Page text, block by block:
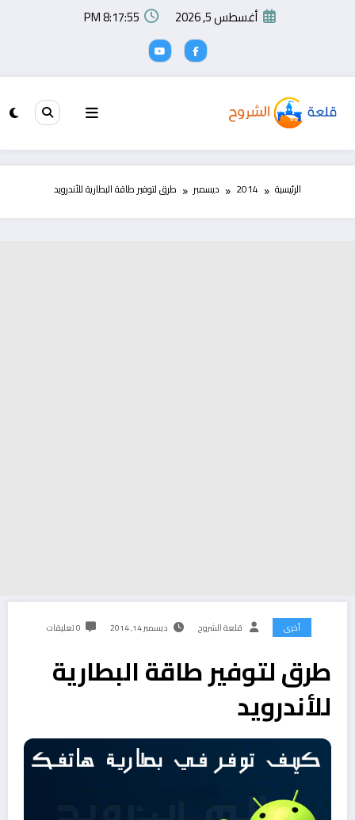
أغسطس 5, 2026 8:17:56 PM
الرئيسية 2014 ديسمبر طرق لتوفير طاقة البطارية للأندرويد
أخرى قلعة الشروح ديسمبر 14, 2014 0 تعليقات
طرق لتوفير طاقة البطارية
للأندرويد